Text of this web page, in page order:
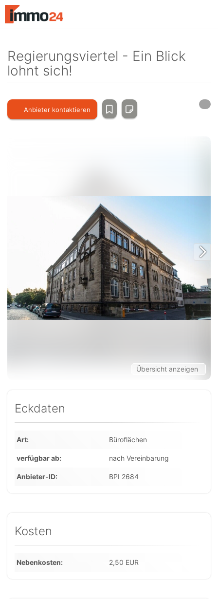
Accessibility
Modus
zum
Inhalt
Regierungsviertel - Ein Blick
lohnt sich!
Anbieter kontaktieren
Übersicht anzeigen
Eckdaten
Art Büroflächen
verfügbar ab nach Vereinbarung
Anbieter-ID BPI 2684
Kosten
Nebenkosten 2,50 EUR